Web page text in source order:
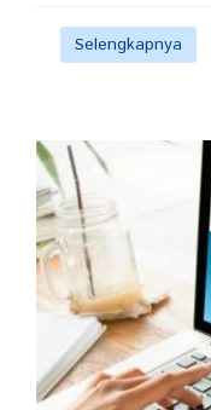
Selengkapnya